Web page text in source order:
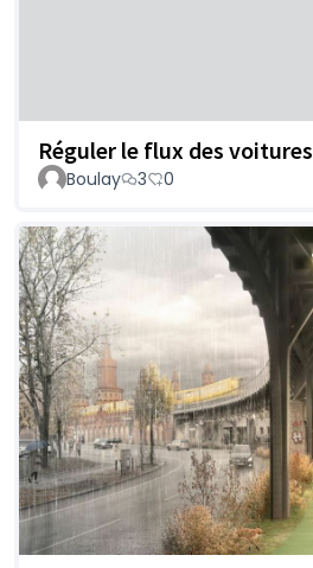
Réguler le flux des voitures
Boulay 3 0